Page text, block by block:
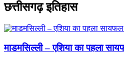
छत्तीसगढ़ इतिहास
माडमसिल्ली – एशिया का पहला